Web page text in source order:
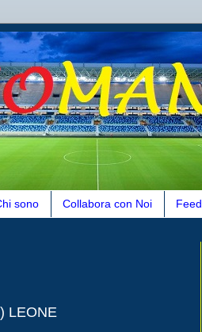
sono Collabora con Noi Feed
LEONE